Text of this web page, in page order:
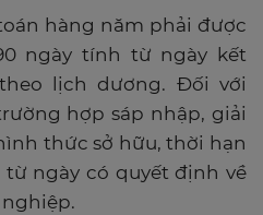
hàng năm phải được
ngày tính từ ngày kết
lịch dương. Đối với
hợp sáp nhập, giải
thức sở hữu, thời hạn
từ ngày có quyết định về